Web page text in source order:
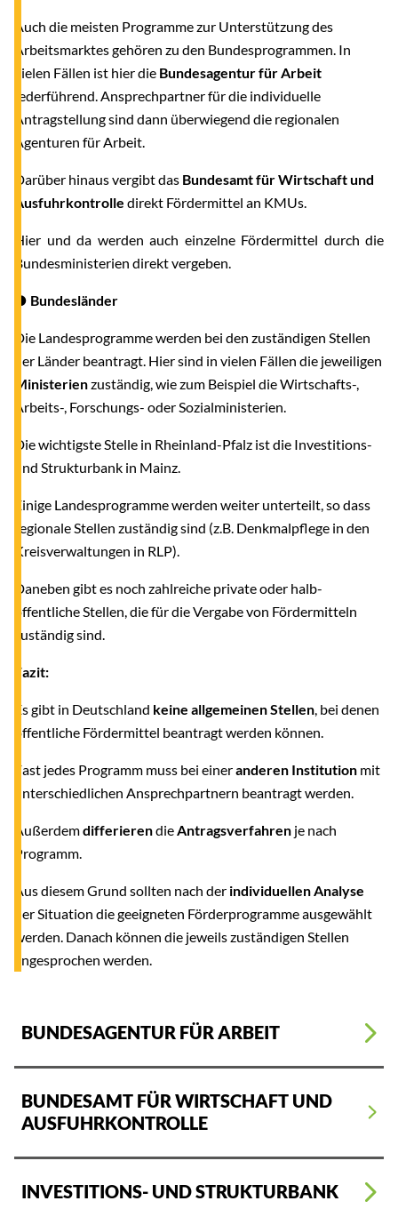
Auch die meisten Programme zur Unterstützung des
Arbeitsmarktes gehören zu den Bundesprogrammen. In
vielen Fällen ist hier die Bundesagentur für Arbeit
federführend. Ansprechpartner für die individuelle
Antragstellung sind dann überwiegend die regionalen
Agenturen für Arbeit.
Darüber hinaus vergibt das Bundesamt für Wirtschaft und
Ausfuhrkontrolle direkt Fördermittel an KMUs.
Hier und da werden auch einzelne Fördermittel durch die
Bundesministerien direkt vergeben.
● Bundesländer
Die Landesprogramme werden bei den zuständigen Stellen
der Länder beantragt. Hier sind in vielen Fällen die jeweiligen
Ministerienzuständig, wie zum Beispiel die Wirtschafts-,
Arbeits-, Forschungs- oder Sozialministerien.
Die wichtigste Stelle in Rheinland-Pfalz ist die Investitions-
und Strukturbank in Mainz.
Einige Landesprogramme werden weiter unterteilt, so dass
regionale Stellen zuständig sind (z.B. Denkmalpflege in den
Kreisverwaltungen in RLP).
Daneben gibt es noch zahlreiche private oder halb-
öffentliche Stellen, die für die Vergabe von Fördermitteln
zuständig sind.
Fazit:
Es gibt in Deutschland keine allgemeinen Stellen, bei denen
öffentliche Fördermittel beantragt werden können.
Fast jedes Programm muss bei eineranderen Institution mit
unterschiedlichen Ansprechpartnern beantragt werden.
AußerdemdifferierendieAntragsverfahren je nach
Programm.
Aus diesem Grund sollten nach der individuellen Analyse
der Situation die geeigneten Förderprogramme ausgewählt
werden. Danach können die jeweils zuständigen Stellen
angesprochen werden.
BUNDESAGENTUR FÜR ARBEIT
BUNDESAMT FÜR WIRTSCHAFT UND
AUSFUHRKONTROLLE
INVESTITIONS- UND STRUKTURBANK